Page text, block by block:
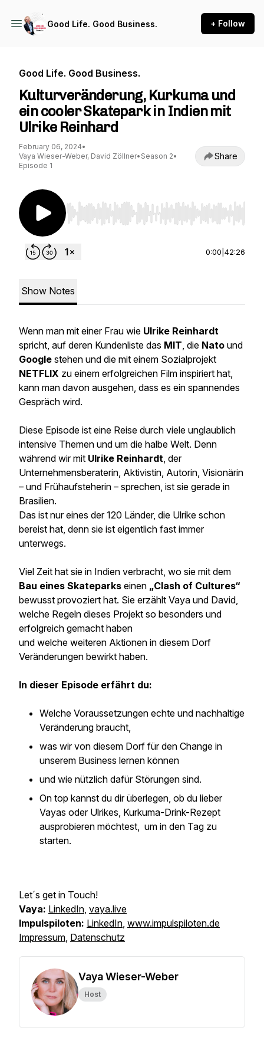
Good Life. Good Business. + Follow
Good Life. Good Business.
Kulturveränderung, Kurkuma und
ein cooler Skatepark in Indien mit
Ulrike Reinhard
February 06, 2024•
Vaya Wieser-Weber, David Zöllner• Season 2•
Episode 1
Share
Use Left/Right to seek, Home/End to jump to
0:00 42:26
Show Notes
Wenn man mit einer Frau wie Ulrike Reinhardt
spricht, auf deren Kundenliste das MIT, die Nato und
Google stehen und die mit einem Sozialprojekt
NETFLIX zu einem erfolgreichen Film inspiriert hat,
kann man davon ausgehen, dass es ein spannendes
Gespräch wird.
Diese Episode ist eine Reise durch viele unglaublich
intensive Themen und um die halbe Welt. Denn
während wir mit Ulrike Reinhardt, der
Unternehmensberaterin, Aktivistin, Autorin, Visionärin
– und Frühaufsteherin – sprechen, ist sie gerade in
Brasilien.
Das ist nur eines der 120 Länder, die Ulrike schon
bereist hat, denn sie ist eigentlich fast immer
unterwegs.
Viel Zeit hat sie in Indien verbracht, wo sie mit dem
Bau eines Skateparks einen „Clash of Cultures“
bewusst provoziert hat. Sie erzählt Vaya und David,
welche Regeln dieses Projekt so besonders und
erfolgreich gemacht haben
und welche weiteren Aktionen in diesem Dorf
Veränderungen bewirkt haben.
In dieser Episode erfährt du:
Welche Voraussetzungen echte und nachhaltige
Veränderung braucht,
was wir von diesem Dorf für den Change in
unserem Business lernen können
und wie nützlich dafür Störungen sind.
On top kannst du dir überlegen, ob du lieber
Vayas oder Ulrikes, Kurkuma-Drink-Rezept
ausprobieren möchtest, um in den Tag zu
starten.
Let´s get in Touch!
Vaya: LinkedIn, vaya.live
Impulspiloten: LinkedIn, www.impulspiloten.de
Impressum, Datenschutz
Vaya Wieser-Weber
Host